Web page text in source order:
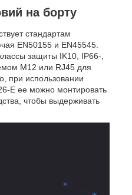
на борту
стандартам
EN50155 и EN45545.
защиты IK10, IP66-,
M12 или RJ45 для
при использовании
E ее можно монтировать
чтобы выдерживать